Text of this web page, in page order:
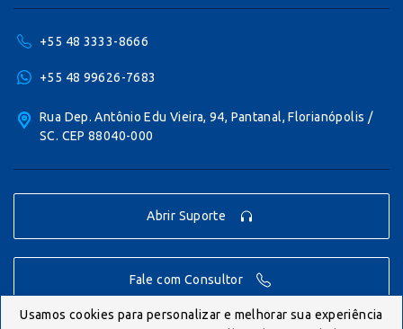
+55 48 3333-8666
+55 48 99626-7683
Rua Dep. Antônio Edu Vieira, 94, Pantanal, Florianópolis /
SC. CEP 88040-000
Abrir Suporte
Fale com Consultor
Usamos cookies para personalizar e melhorar sua experiência